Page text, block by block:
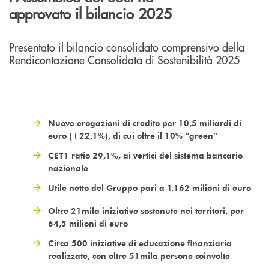
approvato il bilancio 2025
Presentato il bilancio consolidato comprensivo della
Rendicontazione Consolidata di Sostenibilità 2025
Nuove erogazioni di credito per 10,5 miliardi di
euro (+22,1%), di cui oltre il 10% “green”
CET1 ratio 29,1%, ai vertici del sistema bancario
nazionale
Utile netto del Gruppo pari a 1.162 milioni di euro
Oltre 21mila iniziative sostenute nei territori, per
64,5 milioni di euro
Circa 500 iniziative di educazione finanziaria
realizzate, con oltre 51mila persone coinvolte